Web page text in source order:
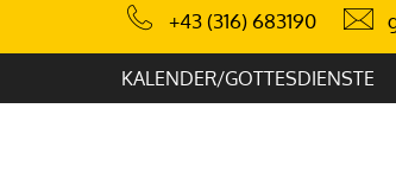
+43 (316) 683190
KALENDER/GOTTESDIENSTE